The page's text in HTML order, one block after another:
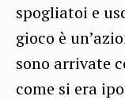
spogliatoi e
gioco è
sono arrivate
come si era